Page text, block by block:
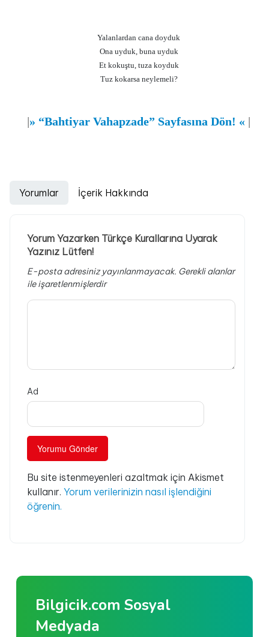
Yalanlardan cana doyduk
Ona uyduk, buna uyduk
Et kokuştu, tuza koyduk
Tuz kokarsa neylemeli?
|» “Bahtiyar Vahapzade” Sayfasına Dön! « |
Yorumlar İçerik Hakkında
Yorum Yazarken Türkçe Kurallarına Uyarak
Yazınız Lütfen!
E-posta adresiniz yayınlanmayacak. Gerekli alanlar
ile işaretlenmişlerdir
Ad
Bu site istenmeyenleri azaltmak için Akismet
kullanır. Yorum verilerinizin nasıl işlendiğini
öğrenin.
Bilgicik.com Sosyal
Medyada